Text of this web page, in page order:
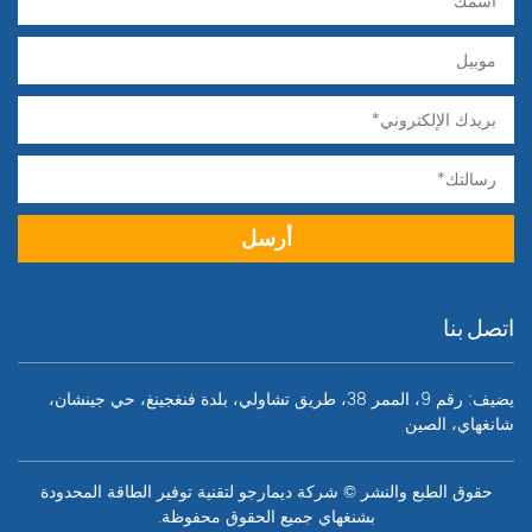
اتصل بنا
يضيف: رقم 9، الممر 38، طريق تشاولي، بلدة فنغجينغ، حي جينشان،
شانغهاي، الصين
حقوق الطبع والنشر © شركة ديمارجو لتقنية توفير الطاقة المحدودة
بشنغهاي جميع الحقوق محفوظة.